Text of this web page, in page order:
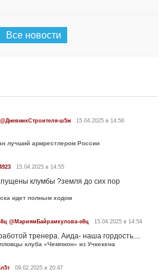
Все новости
ш5ж 15.04.2025 в 14:56
лучший армрестлером России
15.04.2025 в 14:55
клумбы ?земля до сих пор
идет полным ходом
@МариямБайрамкулова-э8ц 15.04.2025 в 14:54
тренера. Аида- наша гордость....
клуба «Чемпион» из Учкекена
09.02.2025 в 20:47